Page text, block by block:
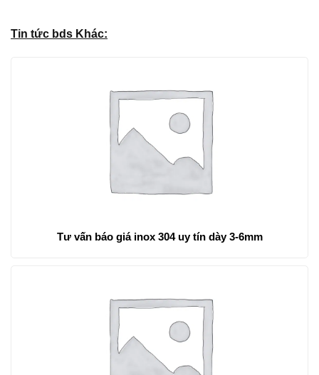
Tin tức bds Khác:
Tư vấn báo giá inox 304 uy tín dày 3-6mm